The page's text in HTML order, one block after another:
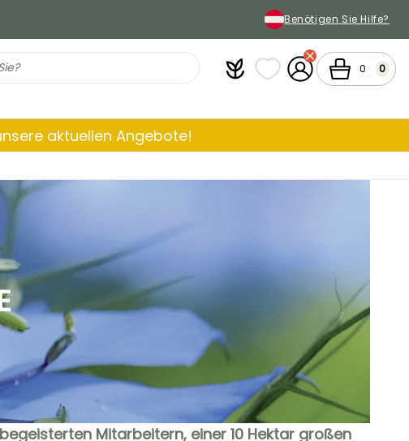
Benötigen Sie Hilfe?
PlantfitMeine Favoritenlisten
Mein KontoWarenkorb
0 0
unsere aktuellen Angebote!
Mitarbeitern, einer 10 Hektar großen